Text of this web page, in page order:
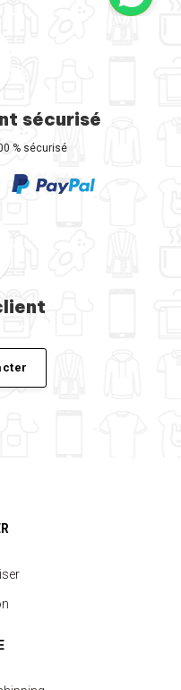
sécurisé
% sécurisé